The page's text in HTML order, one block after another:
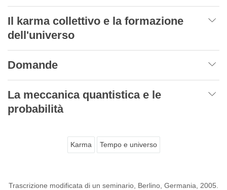
Il karma collettivo e la formazione
dell'universo
Domande
La meccanica quantistica e le
probabilità
Karma Tempo e universo
Trascrizione modificata di un seminario, Berlino, Germania, 2005.